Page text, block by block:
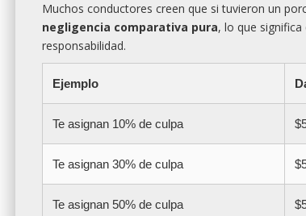
Muchos conductores creen que si tuvieron un
negligencia comparativa pura, lo que
responsabilidad.
Ejemplo
Te asignan 10% de culpa
Te asignan 30% de culpa
Te asignan 50% de culpa